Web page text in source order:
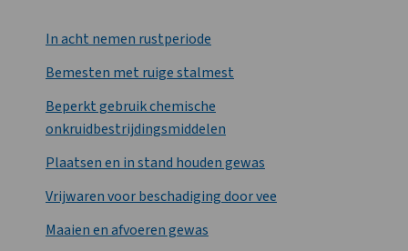
In acht nemen rustperiode
Bemesten met ruige stalmest
Beperkt gebruik chemische
onkruidbestrijdingsmiddelen
Plaatsen en in stand houden gewas
Vrijwaren voor beschadiging door vee
Maaien en afvoeren gewas